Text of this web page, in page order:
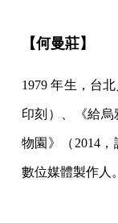
【何曼莊】
1979 年生，台
印刻）、《給烏
物園》（2014
數位媒體製作人。